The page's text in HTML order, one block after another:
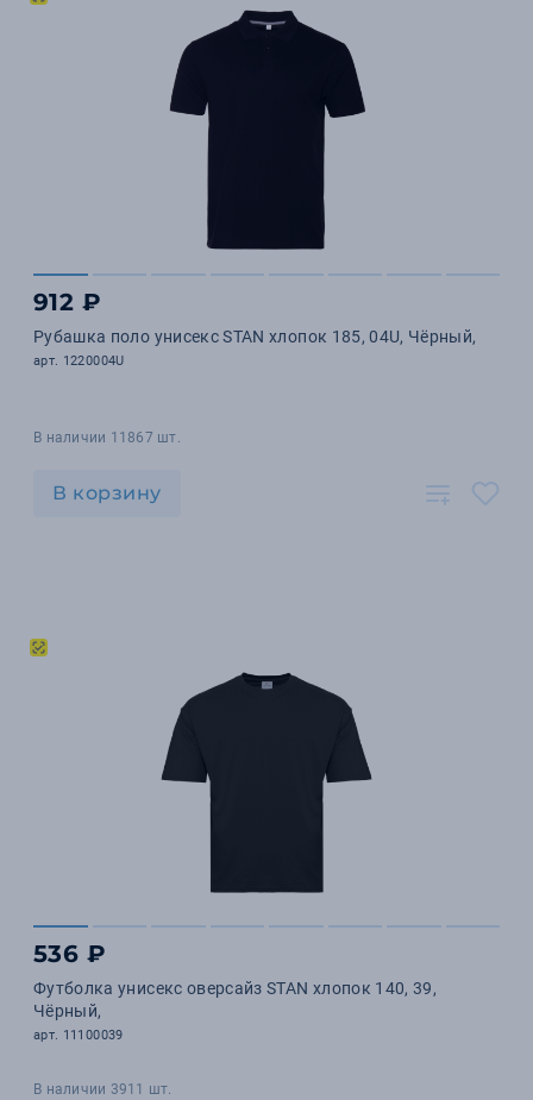
912 ₽
Рубашка поло унисекс STAN хлопок 185, 04U, Чёрный,
арт. 1220004U
В наличии 11867 шт.
В корзину
536 ₽
Футболка унисекс оверсайз STAN хлопок 140, 39,
Чёрный,
арт. 11100039
В наличии 3911 шт.